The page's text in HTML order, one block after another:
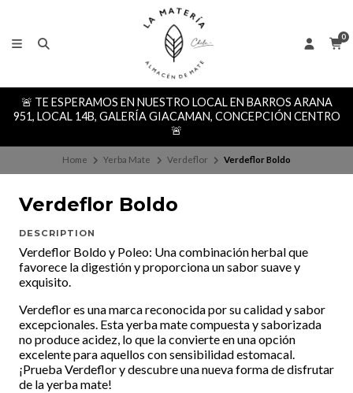
0
🚨 TE ESPERAMOS EN NUESTRO LOCAL EN BARROS ARANA
951, LOCAL 14B, GALERÍA GIACAMAN, CONCEPCIÓN CENTRO
🚨
Home Yerba Mate Verdeflor Verdeflor Boldo
Verdeflor Boldo
DESCRIPTION
Verdeflor Boldo y Poleo: Una combinación herbal que
favorece la digestión y proporciona un sabor suave y
exquisito.
Verdeflor es una marca reconocida por su calidad y sabor
excepcionales. Esta yerba mate compuesta y saborizada
no produce acidez, lo que la convierte en una opción
excelente para aquellos con sensibilidad estomacal.
¡Prueba Verdeflor y descubre una nueva forma de disfrutar
de la yerba mate!